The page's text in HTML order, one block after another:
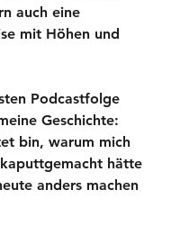
auch eine
mit Höhen und
Podcastfolge
Geschichte:
bin, warum mich
hätte
anders machen